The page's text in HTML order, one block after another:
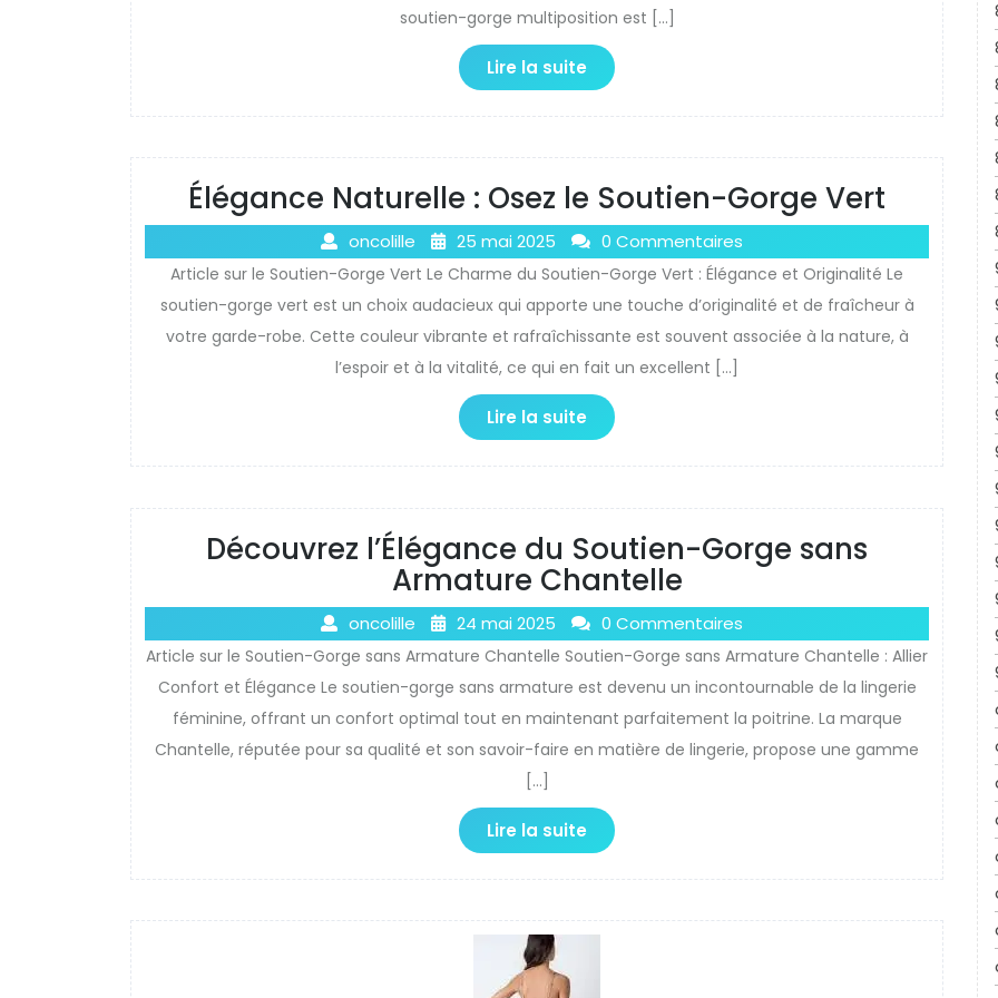
soutien-gorge multiposition est […]
Lire la suite
Élégance Naturelle : Osez le Soutien-Gorge Vert
oncolille 25 mai 2025 0 Commentaires
Article sur le Soutien-Gorge Vert Le Charme du Soutien-Gorge Vert : Élégance et Originalité Le
soutien-gorge vert est un choix audacieux qui apporte une touche d’originalité et de fraîcheur à
votre garde-robe. Cette couleur vibrante et rafraîchissante est souvent associée à la nature, à
l’espoir et à la vitalité, ce qui en fait un excellent […]
Lire la suite
Découvrez l’Élégance du Soutien-Gorge sans
Armature Chantelle
oncolille 24 mai 2025 0 Commentaires
Article sur le Soutien-Gorge sans Armature Chantelle Soutien-Gorge sans Armature Chantelle : Allier
Confort et Élégance Le soutien-gorge sans armature est devenu un incontournable de la lingerie
féminine, offrant un confort optimal tout en maintenant parfaitement la poitrine. La marque
Chantelle, réputée pour sa qualité et son savoir-faire en matière de lingerie, propose une gamme
[…]
Lire la suite